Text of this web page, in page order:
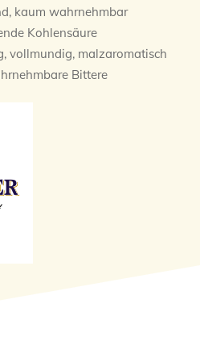
kaum wahrnehmbar
Kohlensäure
vollmundig, malzaromatisch
Bittere